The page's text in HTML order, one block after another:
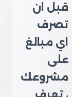
قبل ان
تصرف
اي مبالغ
على
مشروعك
، تعرف